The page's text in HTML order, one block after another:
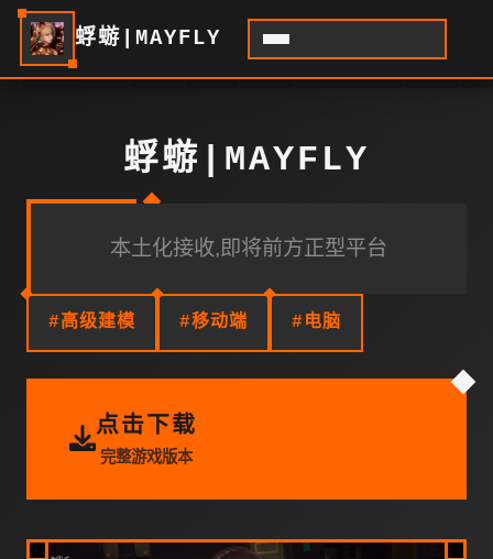
蜉蝣|MAYFLY
蜉蝣|MAYFLY
本土化接收,即将前方正型平台
#高级建模 #移动端 #电脑
点击下载
完整游戏版本